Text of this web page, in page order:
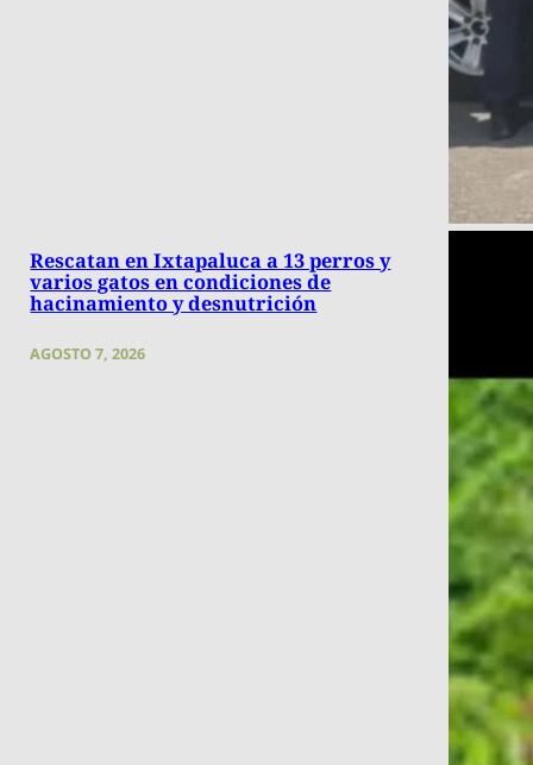
Rescatan en Ixtapaluca a 13 perros y
varios gatos en condiciones de
hacinamiento y desnutrición
AGOSTO 7, 2026